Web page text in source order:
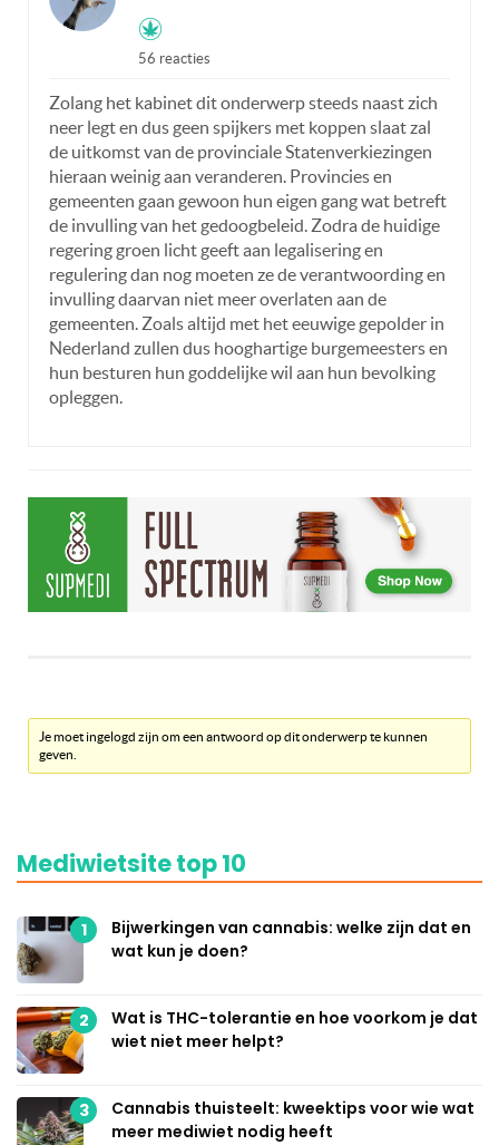
56 reacties
Zolang het kabinet dit onderwerp steeds naast zich
neer legt en dus geen spijkers met koppen slaat zal
de uitkomst van de provinciale Statenverkiezingen
hieraan weinig aan veranderen. Provincies en
gemeenten gaan gewoon hun eigen gang wat betreft
de invulling van het gedoogbeleid. Zodra de huidige
regering groen licht geeft aan legalisering en
regulering dan nog moeten ze de verantwoording en
invulling daarvan niet meer overlaten aan de
gemeenten. Zoals altijd met het eeuwige gepolder in
Nederland zullen dus hooghartige burgemeesters en
hun besturen hun goddelijke wil aan hun bevolking
opleggen.
Je moet ingelogd zijn om een antwoord op dit onderwerp te kunnen
geven.
Mediwietsite top 10
1
Bijwerkingen van cannabis: welke zijn dat en
wat kun je doen?
2
Wat is THC-tolerantie en hoe voorkom je dat
wiet niet meer helpt?
3
Cannabis thuisteelt: kweektips voor wie wat
meer mediwiet nodig heeft